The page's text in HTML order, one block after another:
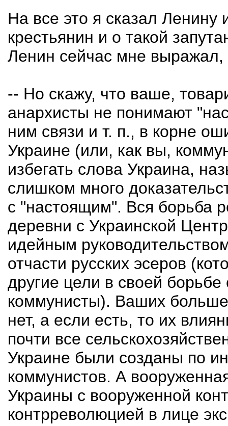
На все это я сказал Ленину
крестьянин и о такой
Ленин сейчас мне
-- Но скажу, что ваше,
анархисты не понимают
ним связи и т. п., в корне
Украине (или, как вы,
избегать слова Украина,
слишком много
с "настоящим". Вся борьба
деревни с Украинской
идейным
отчасти русских эсеров
другие цели в своей
коммунисты). Ваших
нет, а если есть, то их
почти все
Украине были созданы по
коммунистов. А
Украины с вооруженной
контрреволюцией в лице